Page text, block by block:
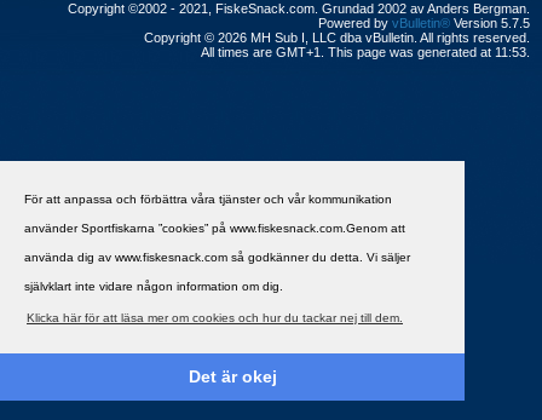
För att anpassa och förbättra våra tjänster och vår kommunikation
använder Sportfiskarna ”cookies” på www.fiskesnack.com.Genom att
använda dig av www.fiskesnack.com så godkänner du detta. Vi säljer
självklart inte vidare någon information om dig.
Klicka här för att läsa mer om cookies och hur du tackar nej till dem.
Det är okej
Copyright ©2002 - 2021, FiskeSnack.com. Grundad 2002 av Anders Bergman.
Powered by vBulletin® Version 5.7.5
Copyright © 2026 MH Sub I, LLC dba vBulletin. All rights reserved.
All times are GMT+1. This page was generated at 11:53.